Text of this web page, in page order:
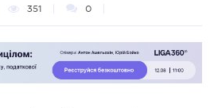
351 0